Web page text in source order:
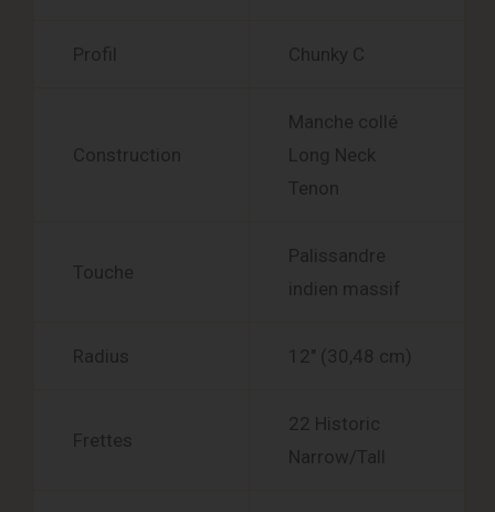
Profil Chunky C
Construction
Manche collé
Long Neck
Tenon
Touche
Palissandre
indien massif
Radius 12″ (30,48 cm)
Frettes
22 Historic
Narrow/Tall